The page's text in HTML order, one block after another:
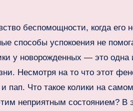
способы успокоения не
у новорожденных — это
Несмотря на то что этот
пап. Что такое колики на
неприятным состоянием? В